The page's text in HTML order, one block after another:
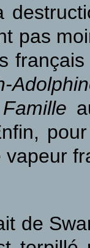
pas
vapeur
de